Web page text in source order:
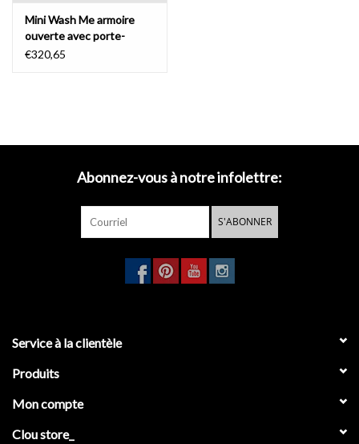
Mini Wash Me armoire
ouverte avec porte-
serviette pour Mini Wash
€320,65
Abonnez-vous à notre infolettre:
S'ABONNER
Service à la clientèle
Produits
Mon compte
Clou store_